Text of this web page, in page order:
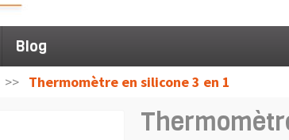
Blog
Thermomètre en silicone 3 en 1